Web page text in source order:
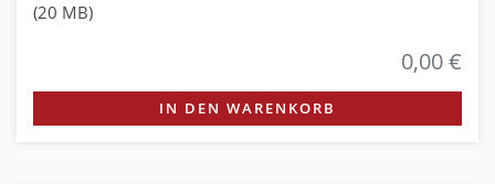
(20 MB)
0,00 €
IN DEN WARENKORB